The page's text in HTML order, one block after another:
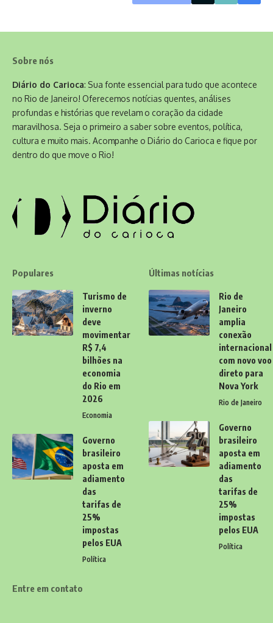
Sobre nós
Diário do Carioca: Sua fonte essencial para tudo que acontece
no Rio de Janeiro! Oferecemos notícias quentes, análises
profundas e histórias que revelam o coração da cidade
maravilhosa. Seja o primeiro a saber sobre eventos, política,
cultura e muito mais. Acompanhe o Diário do Carioca e fique por
dentro do que move o Rio!
Populares
Turismo de
inverno
deve
movimentar
R$ 7,4
bilhões na
economia
do Rio em
2026
Economia
Governo
brasileiro
aposta em
adiamento
das
tarifas de
25%
impostas
pelos EUA
Política
Últimas notícias
Rio de
Janeiro
amplia
conexão
internacional
com novo voo
direto para
Nova York
Rio de Janeiro
Governo
brasileiro
aposta em
adiamento
das
tarifas de
25%
impostas
pelos EUA
Política
Entre em contato